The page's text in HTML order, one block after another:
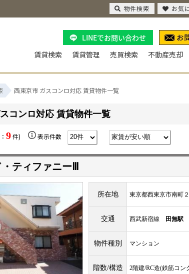
LINEでお問い合わせ
賃貸検索 賃貸管理 売買検索 不動産売却
西東京市 ガスコンロ対応 賃貸物件一覧
コンロ対応 賃貸物件一覧
9件) 表示件数
ティファニーⅢ
所在地 東京都西東京市南町
交通 西武新宿線 田無駅
物件種別 マンション
階数/構造 2階建/RC造(鉄筋コン
物件検索 お気